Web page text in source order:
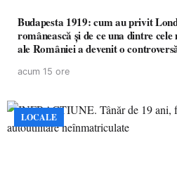
Budapesta 1919: cum au privit
românească și de ce una dintre
ale României a devenit o
acum 15 ore
LOCALE